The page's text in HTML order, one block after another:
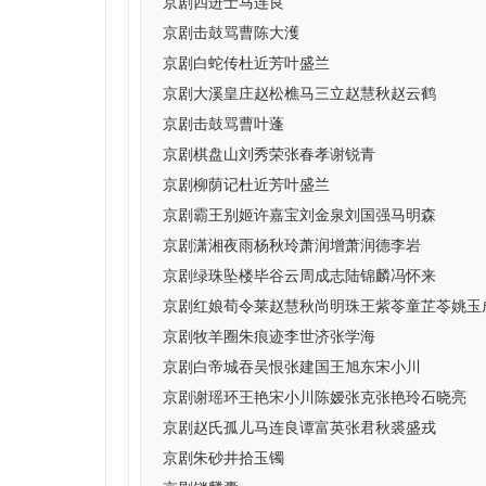
京剧击鼓骂曹陈大濩
京剧白蛇传杜近芳叶盛兰
京剧大溪皇庄赵松樵马三立赵慧秋赵云鹤
京剧击鼓骂曹叶蓬
京剧棋盘山刘秀荣张春孝谢锐青
京剧柳荫记杜近芳叶盛兰
京剧霸王别姬许嘉宝刘金泉刘国强马明森
京剧潇湘夜雨杨秋玲萧润增萧润德李岩
京剧绿珠坠楼毕谷云周成志陆锦麟冯怀来
京剧红娘荀令莱赵慧秋尚明珠王紫苓童芷苓姚玉
京剧牧羊圈朱痕迹李世济张学海
京剧白帝城吞吴恨张建国王旭东宋小川
京剧谢瑶环王艳宋小川陈嫒张克张艳玲石晓亮
京剧赵氏孤儿马连良谭富英张君秋裘盛戎
京剧朱砂井拾玉镯